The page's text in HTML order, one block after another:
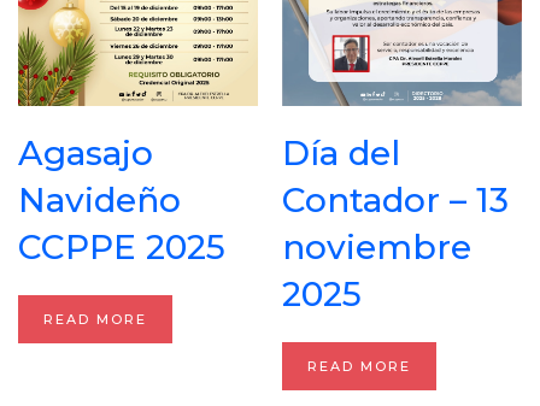
Agasajo
Navideño
CCPPE 2025
READ MORE
Día del
Contador – 13
noviembre
2025
READ MORE